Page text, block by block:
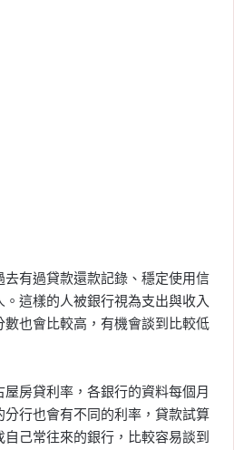
有過貸款還款記錄、穩定使用信
這樣的人被銀行視為支出與收入
也會比較高，有機會談到比較低
房貸利率，各銀行的資料每個月
行也會有不同的利率，貸款試算
己常往來的銀行，比較容易談到